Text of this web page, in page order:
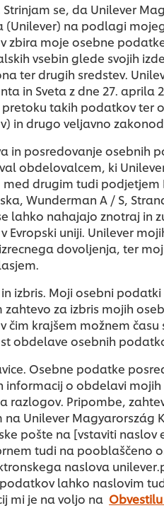
se, da Unilever
(Unilever) na podlagi
zbira moje osebne
vsebin glede svojih
ter drugih sredstev.
in Sveta z dne 27. aprila
takih podatkov ter
in drugo veljavno
in posredovanje osebnih
obdelovalcem, ki
med drugim tudi podjetjem
Wunderman A / S,
lahko nahajajo znotraj in
Evropski uniji. Unilever
dovoljenja, ter
izbris. Moji osebni
zahtevo za izbris mojih
čim krajšem možnem
obdelave osebnih
Osebne podatke
informacij o obdelavi
razlogov. Pripombe,
na Unilever Magyarország
pošte na [vstaviti naslov
tudi na pooblaščeno
naslova
lahko naslovim
mi je na voljo na